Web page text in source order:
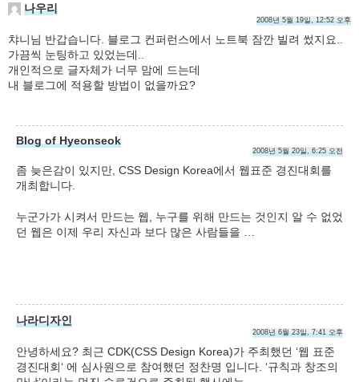
나우리
2008년 5월 19일, 12:52 오후
챠니님 반갑습니다. 블로그 컨퍼런스에서 노트북 잠깐 빌려 썼지요..
가끔씩 눈팅하고 있었는데..
개인적으로 글자체가 너무 맘에 드는데
내 블로그에 적용할 방법이 없을까요?
Blog of Hyeonseok
2008년 5월 20일, 6:25 오전
좀 늦은감이 있지만, CSS Design Korea에서 웹표준 경진대회를
개최합니다.
누군가가 시켜서 만드는 웹, 누구를 위해 만드는 것인지 알 수 없었
던 웹은 이제 우리 자신과 보다 많은 사람들을 …
나라디자인
2008년 6월 23일, 7:41 오후
안녕하세요? 최근 CDK(CSS Design Korea)가 주최했던 ‘웹 표준
경진대회‘ 에 심사원으로 참여했던 정찬명 입니다. ‘규칙과 창조의